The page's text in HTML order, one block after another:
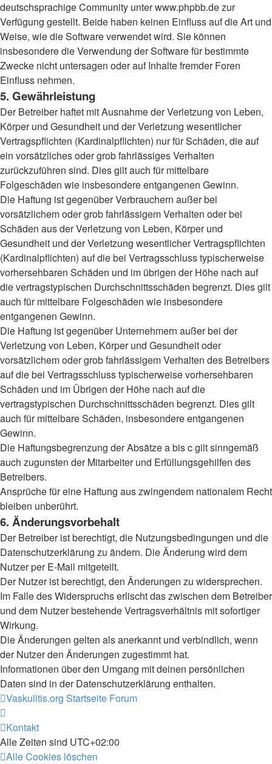
deutschsprachige Community unter www.phpbb.de zur
Verfügung gestellt. Beide haben keinen Einfluss auf die Art und
Weise, wie die Software verwendet wird. Sie können
insbesondere die Verwendung der Software für bestimmte
Zwecke nicht untersagen oder auf Inhalte fremder Foren
Einfluss nehmen.
5. Gewährleistung
Der Betreiber haftet mit Ausnahme der Verletzung von Leben,
Körper und Gesundheit und der Verletzung wesentlicher
Vertragspflichten (Kardinalpflichten) nur für Schäden, die auf
ein vorsätzliches oder grob fahrlässiges Verhalten
zurückzuführen sind. Dies gilt auch für mittelbare
Folgeschäden wie insbesondere entgangenen Gewinn.
Die Haftung ist gegenüber Verbrauchern außer bei
vorsätzlichem oder grob fahrlässigem Verhalten oder bei
Schäden aus der Verletzung von Leben, Körper und
Gesundheit und der Verletzung wesentlicher Vertragspflichten
(Kardinalpflichten) auf die bei Vertragsschluss typischerweise
vorhersehbaren Schäden und im übrigen der Höhe nach auf
die vertragstypischen Durchschnittsschäden begrenzt. Dies gilt
auch für mittelbare Folgeschäden wie insbesondere
entgangenen Gewinn.
Die Haftung ist gegenüber Unternehmern außer bei der
Verletzung von Leben, Körper und Gesundheit oder
vorsätzlichem oder grob fahrlässigem Verhalten des Betreibers
auf die bei Vertragsschluss typischerweise vorhersehbaren
Schäden und im Übrigen der Höhe nach auf die
vertragstypischen Durchschnittsschäden begrenzt. Dies gilt
auch für mittelbare Schäden, insbesondere entgangenen
Gewinn.
Die Haftungsbegrenzung der Absätze a bis c gilt sinngemäß
auch zugunsten der Mitarbeiter und Erfüllungsgehilfen des
Betreibers.
Ansprüche für eine Haftung aus zwingendem nationalem Recht
bleiben unberührt.
6. Änderungsvorbehalt
Der Betreiber ist berechtigt, die Nutzungsbedingungen und die
Datenschutzerklärung zu ändern. Die Änderung wird dem
Nutzer per E-Mail mitgeteilt.
Der Nutzer ist berechtigt, den Änderungen zu widersprechen.
Im Falle des Widerspruchs erlischt das zwischen dem Betreiber
und dem Nutzer bestehende Vertragsverhältnis mit sofortiger
Wirkung.
Die Änderungen gelten als anerkannt und verbindlich, wenn
der Nutzer den Änderungen zugestimmt hat.
Informationen über den Umgang mit deinen persönlichen
Daten sind in der Datenschutzerklärung enthalten.
Vaskulitis.org Startseite Forum
Kontakt
Alle Zeiten sind UTC+02:00
Alle Cookies löschen